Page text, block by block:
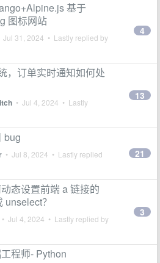
基于
图标网站
Jul 31, 2024 • Lastly replied by
4
，订单实时通知如何处
• Jul 4, 2024 • Lastly
13
bug
• Jul 8, 2024 • Lastly replied
21
态设置前端 a 链接的
？
• Jul 4, 2024 • Lastly replied by
3
程师- Python